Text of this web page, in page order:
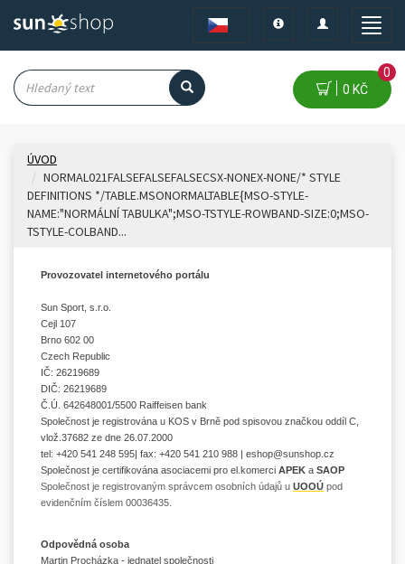
Toggle
Toggle
navigation
Toggle
0 KČ
0
ÚVOD
NORMAL021FALSEFALSEFALSECSX-NONEX-NONE/* STYLE
DEFINITIONS */TABLE.MSONORMALTABLE{MSO-STYLE-
NAME:"NORMÁLNÍ TABULKA";MSO-TSTYLE-ROWBAND-SIZE:0;MSO-
TSTYLE-COLBAND...
Provozovatel internetového portálu
Sun Sport, s.r.o.
Cejl 107
Brno 602 00
Czech Republic
IČ: 26219689
DIČ: 26219689
Č.Ú. 642648001/5500 Raiffeisen bank
Společnost je registrována u KOS v Brně pod spisovou značkou oddíl C,
vlož.37682 ze dne 26.07.2000
tel: +420 541 248 595| fax: +420 541 210 988 | eshop@sunshop.cz
Společnost je certifikována asociacemi pro el.komerci APEK a SAOP
Společnost je registrovaným správcem osobních údajů u UOOÚ pod
evidenčním číslem 00036435.
Odpovědná osoba
Martin Procházka - jednatel společnosti